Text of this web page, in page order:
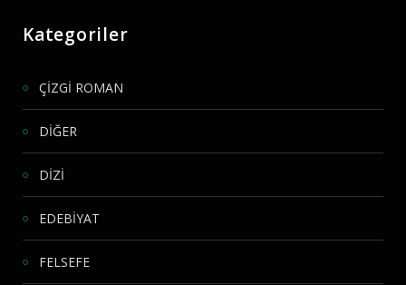
Kategoriler
ÇİZGİ ROMAN
DİĞER
DİZİ
EDEBİYAT
FELSEFE